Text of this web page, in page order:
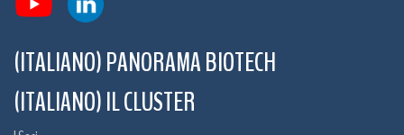
(ITALIANO) PANORAMA BIOTECH
(ITALIANO) IL CLUSTER